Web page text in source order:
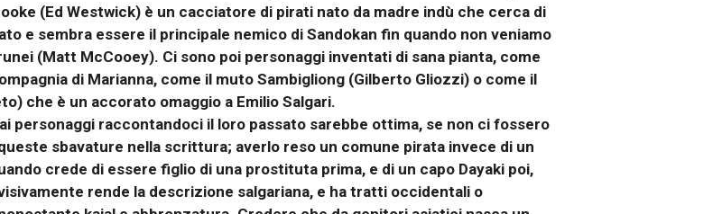
(Ed Westwick) è un cacciatore di pirati nato da madre indù che cerca di
e sembra essere il principale nemico di Sandokan fin quando non veniamo
(Matt McCooey). Ci sono poi personaggi inventati di sana pianta, come
di Marianna, come il muto Sambigliong (Gilberto Gliozzi) o come il
che è un accorato omaggio a Emilio Salgari.
personaggi raccontandoci il loro passato sarebbe ottima, se non ci fossero
sbavature nella scrittura; averlo reso un comune pirata invece di un
crede di essere figlio di una prostituta prima, e di un capo Dayaki poi,
rende la descrizione salgariana, e ha tratti occidentali o